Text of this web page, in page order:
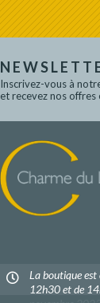
Inscrivez-vous à
et recevez nos offres
La boutique
12h30 et de